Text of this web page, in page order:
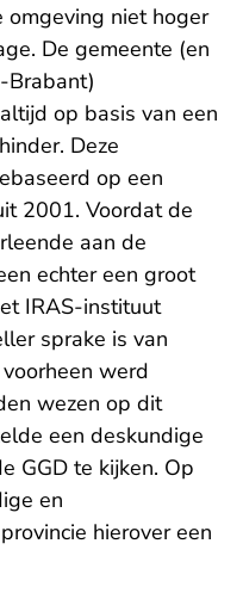
niet hoger
De gemeente (en
Brabant)
op basis van een
Deze
op een
2001. Voordat de
aan de
echter een groot
IRAS-instituut
sprake is van
werd
wezen op dit
een deskundige
GGD te kijken. Op
en
hierover een